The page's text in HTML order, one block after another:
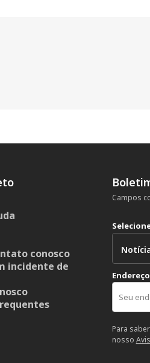
conosco
incidente de
Campos
Para
nosso